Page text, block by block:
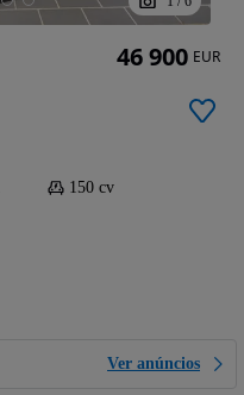
150 cv
Ver anúncios
46 900 EUR